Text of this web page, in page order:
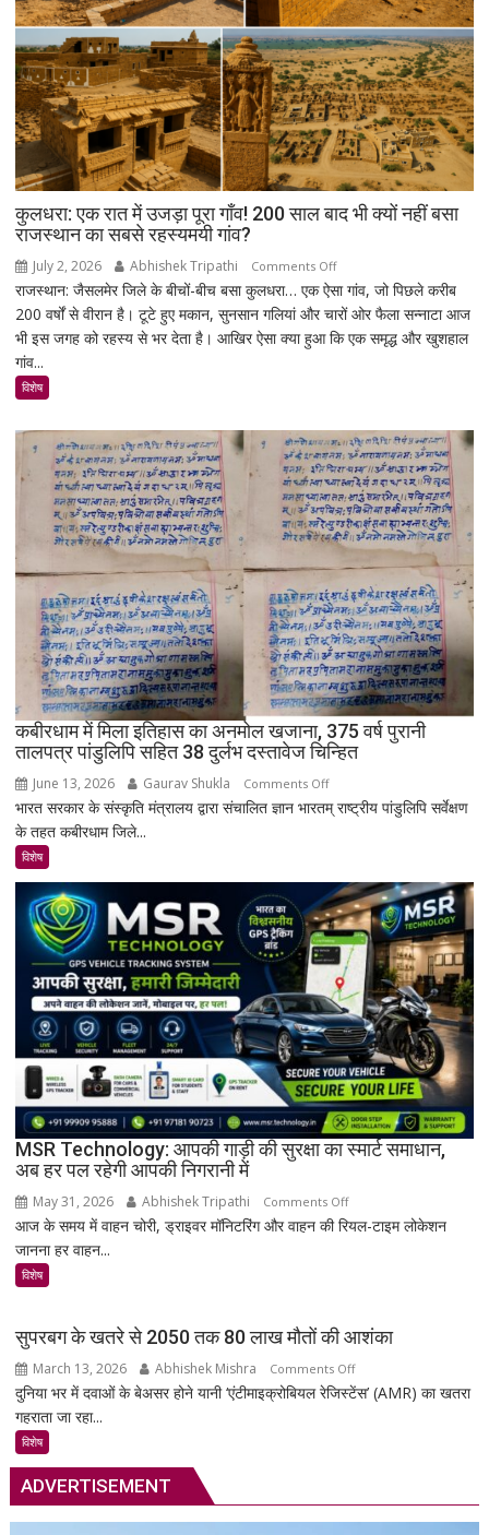
में
किया
बड़ा
मिशन,
स्पेस
स्टेशन
की
बिजली
क्षमता
कुलधरा: एक रात में उजड़ा पूरा गाँव! 200 साल बाद भी क्यों नहीं बसा
राजस्थान का सबसे रहस्यमयी गांव?
July 2, 2026 Abhishek Tripathi Comments Offon
कुलधरा:
एक
रात
गाँव!
200
साल
बाद
भी
क्यों
बसा
राजस्थान
का
सबसे
रहस्यमयी
गांव?
राजस्थान: जैसलमेर जिले के बीचों-बीच बसा कुलधरा… एक ऐसा गांव, जो पिछले करीब
200 वर्षों से वीरान है। टूटे हुए मकान, सुनसान गलियां और चारों ओर फैला सन्नाटा आज
भी इस जगह को रहस्य से भर देता है। आखिर ऐसा क्या हुआ कि एक समृद्ध और खुशहाल
गांव...
विशेष
कबीरधाम में मिला इतिहास का अनमोल खजाना, 375 वर्ष पुरानी
तालपत्र पांडुलिपि सहित 38 दुर्लभ दस्तावेज चिन्हित
June 13, 2026 Gaurav Shukla Comments Offon
कबीरधाम
इतिहास
का
अनमोल
खजाना,
375
वर्ष
पुरानी
तालपत्र
पांडुलिपि
सहित
38
दुर्लभ
भारत सरकार के संस्कृति मंत्रालय द्वारा संचालित ज्ञान भारतम् राष्ट्रीय पांडुलिपि सर्वेक्षण
के तहत कबीरधाम जिले...
विशेष
MSR Technology: आपकी गाड़ी की सुरक्षा का स्मार्ट समाधान,
अब हर पल रहेगी आपकी निगरानी में
May 31, 2026 Abhishek Tripathi Comments Offon
MSR
सुरक्षा
का
स्मार्ट
आज के समय में वाहन चोरी, ड्राइवर मॉनिटरिंग और वाहन की रियल-टाइम लोकेशन
जानना हर वाहन...
विशेष
सुपरबग के खतरे से 2050 तक 80 लाख मौतों की आशंका
March 13, 2026 Abhishek Mishra Comments Offon
सुपरबग
दुनिया भर में दवाओं के बेअसर होने यानी ‘एंटीमाइक्रोबियल रेजिस्टेंस’ (AMR) का खतरा
गहराता जा रहा...
विशेष
ADVERTISEMENT